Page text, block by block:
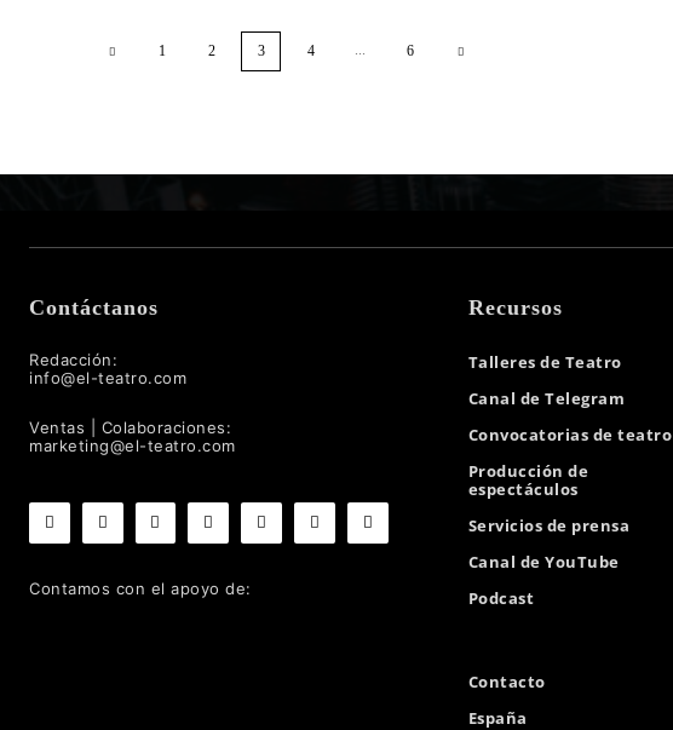
1 2 3 4 6
Contáctanos
Redacción:
info@el-teatro.com
Ventas | Colaboraciones:
marketing@el-teatro.com
Contamos con el apoyo de:
Recursos
Talleres de Teatro
Canal de Telegram
Convocatorias de teatro
Producción de
espectáculos
Servicios de prensa
Canal de YouTube
Podcast
Contacto
España